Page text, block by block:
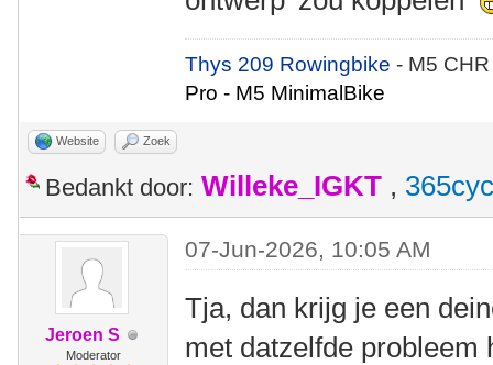
Thys 209 Rowingbike- M5
Pro - M5 MinimalBike
Website Zoek
Bedankt door: Willeke_IGKT ,
Jeroen S
Moderator
07-Jun-2026, 10:05 AM
Tja, dan krijg je een
met datzelfde probleem